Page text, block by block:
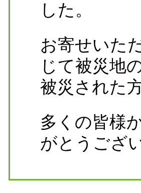
した。
お寄せいた
じて被災地
被災された
多くの皆様
がとうござ